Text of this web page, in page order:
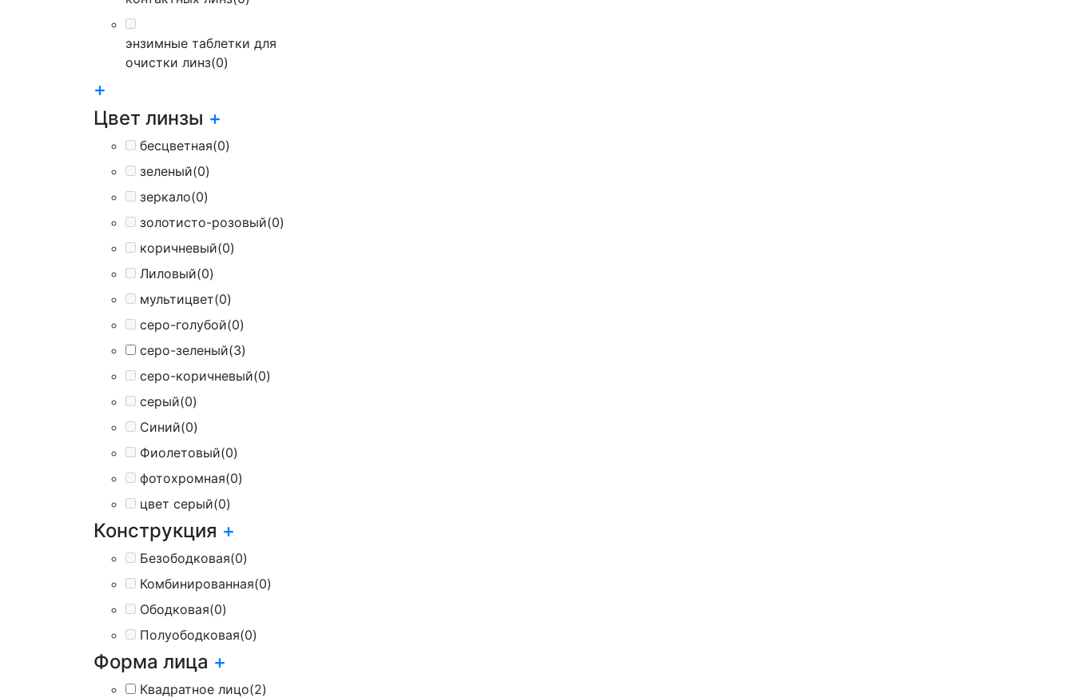
энзимные таблетки для
очистки линз(0)
+
Цвет линзы +
бесцветная(0)
зеленый(0)
зеркало(0)
золотисто-розовый(0)
коричневый(0)
Лиловый(0)
мультицвет(0)
серо-голубой(0)
серо-зеленый(3)
серо-коричневый(0)
серый(0)
Синий(0)
Фиолетовый(0)
фотохромная(0)
цвет серый(0)
Конструкция +
Безободковая(0)
Комбинированная(0)
Ободковая(0)
Полуободковая(0)
Форма лица +
Квадратное лицо(2)